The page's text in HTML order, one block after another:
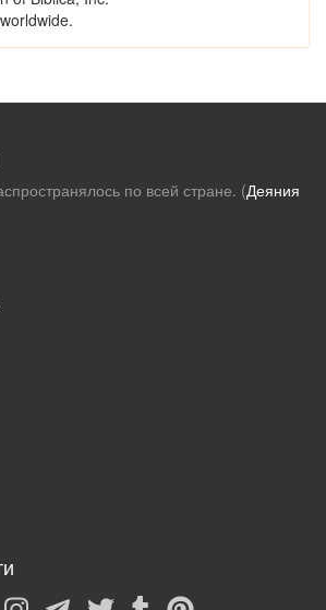
по всей стране. (Деяния